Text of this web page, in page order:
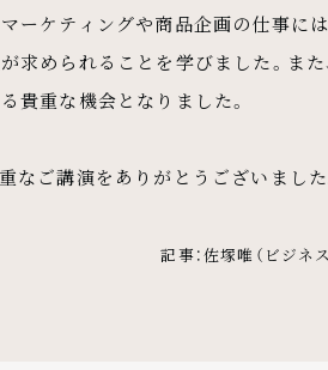
ーケティングや商品企画の仕事に
求められることを学びました。また
貴重な機会となりました。
なご講演をありがとうございました
記事：佐塚唯（ビジネ